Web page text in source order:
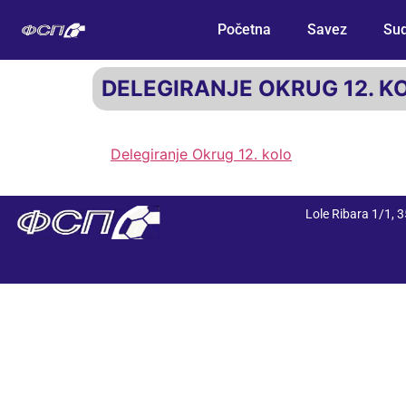
Početna Savez
DELEGIRANJE OKRUG 12.
Delegiranje Okrug 12. kolo
Lole Ribara 1/1,